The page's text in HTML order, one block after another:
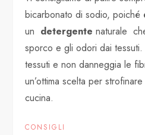
bicarbonato di sodio, poiché
un detergente naturale
sporco e gli odori dai
tessuti e non danneggia le
un’ottima scelta per
cucina.
CONSIGLI